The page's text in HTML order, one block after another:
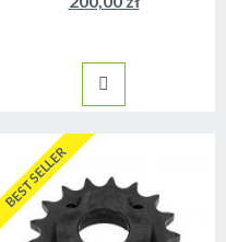
BESTSELLER